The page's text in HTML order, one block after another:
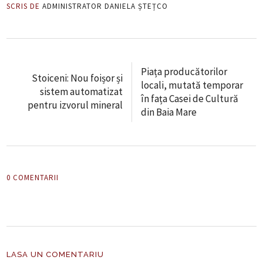
SCRIS DE ADMINISTRATOR DANIELA ȘTEȚCO
Stoiceni: Nou foișor și
sistem automatizat
pentru izvorul mineral
Piața producătorilor
locali, mutată temporar
în fața Casei de Cultură
din Baia Mare
0 COMENTARII
LASA UN COMENTARIU